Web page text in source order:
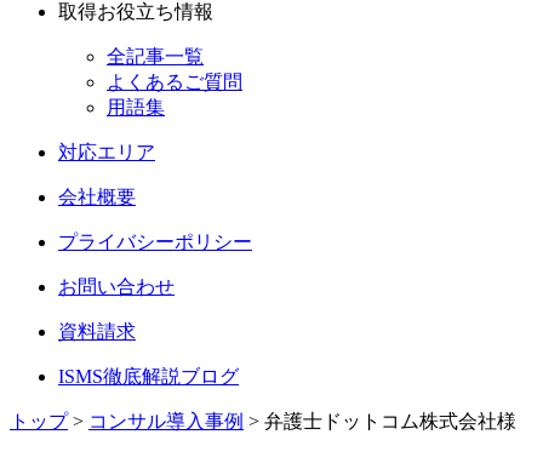
取得お役立ち情報
全記事一覧
よくあるご質問
用語集
対応エリア
会社概要
プライバシーポリシー
お問い合わせ
資料請求
ISMS徹底解説ブログ
トップ> コンサル導入事例 > 弁護士ドットコム株式会社様